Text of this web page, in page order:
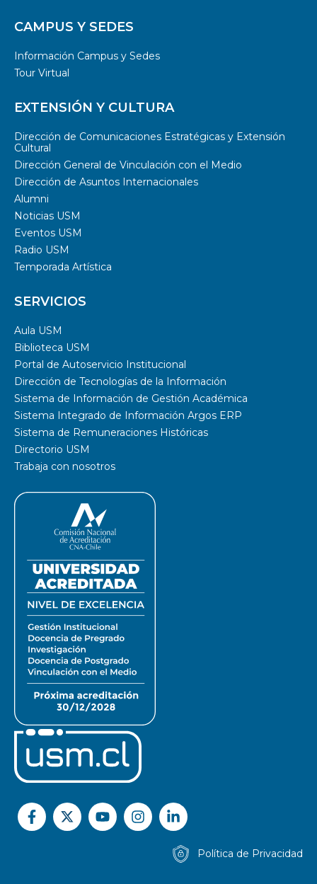
CAMPUS Y SEDES
Información Campus y Sedes
Tour Virtual
EXTENSIÓN Y CULTURA
Dirección de Comunicaciones Estratégicas y Extensión
Cultural
Dirección General de Vinculación con el Medio
Dirección de Asuntos Internacionales
Alumni
Noticias USM
Eventos USM
Radio USM
Temporada Artística
SERVICIOS
Aula USM
Biblioteca USM
Portal de Autoservicio Institucional
Dirección de Tecnologías de la Información
Sistema de Información de Gestión Académica
Sistema Integrado de Información Argos ERP
Sistema de Remuneraciones Históricas
Directorio USM
Trabaja con nosotros
Política de Privacidad